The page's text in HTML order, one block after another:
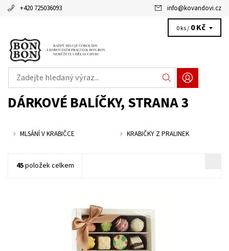
+420 725036093 info@kovandovi.cz
0 ks / 0 Kč
DÁRKOVÉ BALÍČKY, STRANA 3
MLSÁNÍ V KRABIČCE KRABIČKY Z PRALINEK
45položek celkem